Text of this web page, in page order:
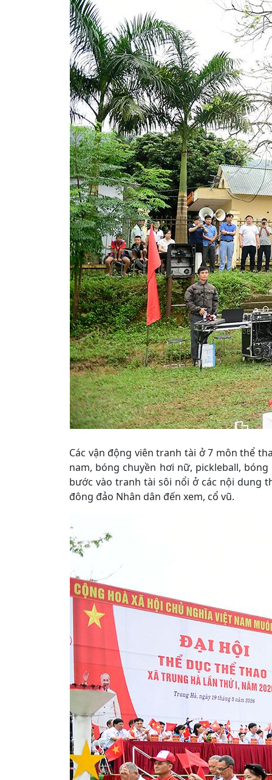
Các vận động viên tranh tài ở 7 môn thể
nam, bóng chuyền hơi nữ, pickleball,
bước vào tranh tài sôi nổi ở các nội dung
đông đảo Nhân dân đến xem, cổ vũ.